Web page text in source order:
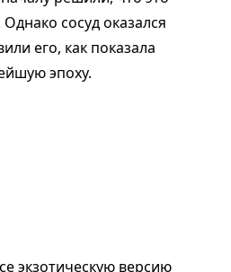
сосуд оказался
его, как показала
эпоху.
экзотическую версию